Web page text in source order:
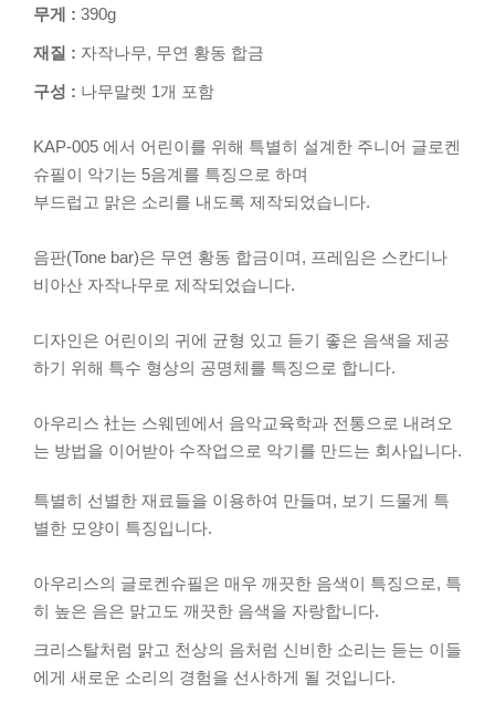
무게 : 390g
재질 : 자작나무, 무연 황동 합금
구성 : 나무말렛 1개 포함
KAP-005 에서 어린이를 위해 특별히 설계한 주니어 글로켄
슈필이 악기는 5음계를 특징으로 하며
부드럽고 맑은 소리를 내도록 제작되었습니다.
음판(Tone bar)은 무연 황동 합금이며, 프레임은 스칸디나
비아산 자작나무로 제작되었습니다.
디자인은 어린이의 귀에 균형 있고 듣기 좋은 음색을 제공
하기 위해 특수 형상의 공명체를 특징으로 합니다.
아우리스 社는 스웨덴에서 음악교육학과 전통으로 내려오
는 방법을 이어받아 수작업으로 악기를 만드는 회사입니다.
특별히 선별한 재료들을 이용하여 만들며, 보기 드물게 특
별한 모양이 특징입니다.
아우리스의 글로켄슈필은 매우 깨끗한 음색이 특징으로, 특
히 높은 음은 맑고도 깨끗한 음색을 자랑합니다.
크리스탈처럼 맑고 천상의 음처럼 신비한 소리는 듣는 이들
에게 새로운 소리의 경험을 선사하게 될 것입니다.